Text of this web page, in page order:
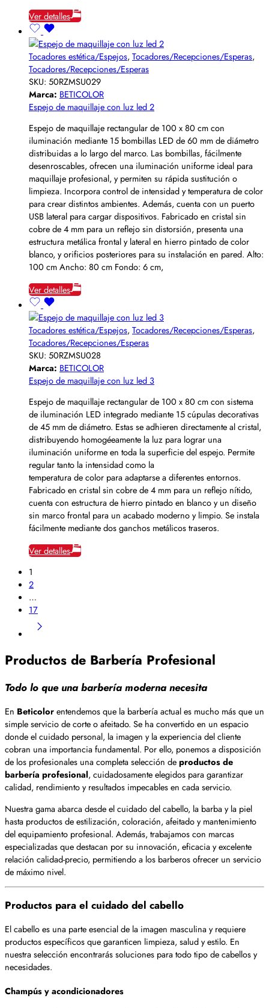
Ver detalles
Tocadores estética/Espejos, Tocadores/Recepciones/Esperas,
Tocadores/Recepciones/Esperas
SKU: 50RZMSU029
Marca: BETICOLOR
Espejo de maquillaje con luz led 2
Espejo de maquillaje rectangular de 100 x 80 cm con
iluminación mediante 15 bombillas LED de 60 mm de diámetro
distribuidas a lo largo del marco. Las bombillas, fácilmente
desenroscables, ofrecen una iluminación uniforme ideal para
maquillaje profesional, y permiten su rápida sustitución o
limpieza. Incorpora control de intensidad y temperatura de color
para crear distintos ambientes. Además, cuenta con un puerto
USB lateral para cargar dispositivos. Fabricado en cristal sin
cobre de 4 mm para un reflejo sin distorsión, presenta una
estructura metálica frontal y lateral en hierro pintado de color
blanco, y orificios posteriores para su instalación en pared. Alto:
100 cm Ancho: 80 cm Fondo: 6 cm,
Ver detalles
Tocadores estética/Espejos, Tocadores/Recepciones/Esperas,
Tocadores/Recepciones/Esperas
SKU: 50RZMSU028
Marca: BETICOLOR
Espejo de maquillaje con luz led 3
Espejo de maquillaje rectangular de 100 x 80 cm con sistema
de iluminación LED integrado mediante 15 cúpulas decorativas
de 45 mm de diámetro. Estas se adhieren directamente al cristal,
distribuyendo homogéeamente la luz para lograr una
iluminación uniforme en toda la superficie del espejo. Permite
regular tanto la intensidad como la
temperatura de color para adaptarse a diferentes entornos.
Fabricado en cristal sin cobre de 4 mm para un reflejo nítido,
cuenta con estructura de hierro pintado en blanco y un diseño
sin marco frontal para un acabado moderno y limpio. Se instala
fácilmente mediante dos ganchos metálicos traseros.
Ver detalles
1
2
…
17
Productos de Barbería Profesional
Todo lo que una barbería moderna necesita
En Beticolorentendemos que la barbería actual es mucho más que un
simple servicio de corte o afeitado. Se ha convertido en un espacio
donde el cuidado personal, la imagen y la experiencia del cliente
cobran una importancia fundamental. Por ello, ponemos a disposición
de los profesionales una completa selección deproductos de
barbería profesional, cuidadosamente elegidos para garantizar
calidad, rendimiento y resultados impecables en cada servicio.
Nuestra gama abarca desde el cuidado del cabello, la barba y la piel
hasta productos de estilización, coloración, afeitado y mantenimiento
del equipamiento profesional. Además, trabajamos con marcas
especializadas que destacan por su innovación, eficacia y excelente
relación calidad-precio, permitiendo a los barberos ofrecer un servicio
de máximo nivel.
Productos para el cuidado del cabello
El cabello es una parte esencial de la imagen masculina y requiere
productos específicos que garanticen limpieza, salud y estilo. En
nuestra selección encontrarás soluciones para todo tipo de cabellos y
necesidades.
Champús y acondicionadores